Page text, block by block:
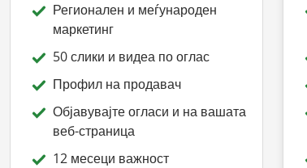
Регионален и меѓународен
маркетинг
50 слики и видеа по оглас
Профил на продавач
Објавувајте огласи и на вашата
веб-страница
12 месеци важност